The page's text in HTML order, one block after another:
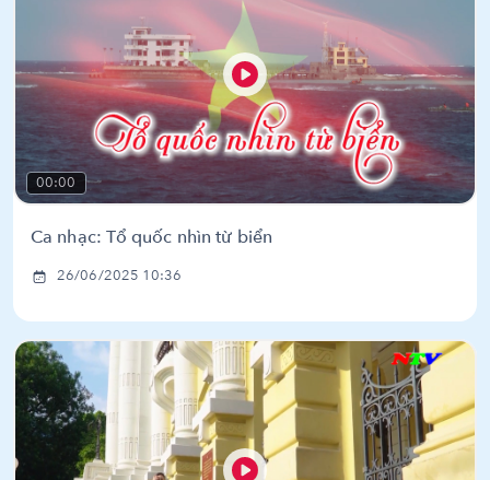
00:00
Ca nhạc: Tổ quốc nhìn từ biển
26/06/2025 10:36